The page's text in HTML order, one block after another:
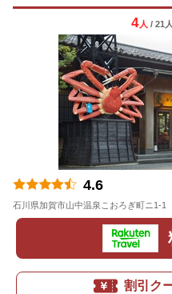
4人 / 21人
4.6
石川県加賀市山中温泉こおろぎ町ニ1-1
割引ク